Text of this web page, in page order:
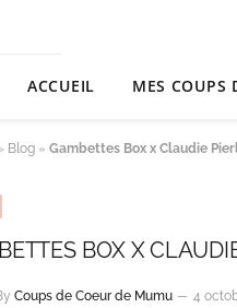
ACCUEIL MES COUPS
Blog » Gambettes Box x Claudie
BOX X
Coups de Coeur de Mumu 4